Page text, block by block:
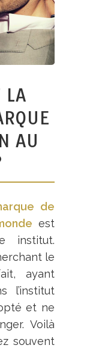
LA
AU
de
est
institut.
le
ayant
l’institut
et ne
Voilà
souvent